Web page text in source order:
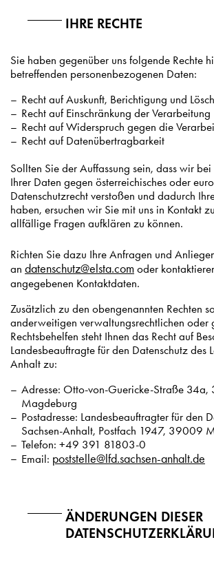
IHRE RECHTE
Sie haben gegenüber uns folgende Rechte
betreffenden personenbezogenen Daten:
Recht auf Auskunft, Berichtigung und
Recht auf Einschränkung der Verarbeitung
Recht auf Widerspruch gegen die
Recht auf Datenübertragbarkeit
Sollten Sie der Auffassung sein, dass wir
Ihrer Daten gegen österreichisches oder
Datenschutzrecht verstoßen und dadurch
haben, ersuchen wir Sie mit uns in Kontakt
allfällige Fragen aufklären zu können.
Richten Sie dazu Ihre Anfragen und
an datenschutz@elsta.com oder
angegebenen Kontaktdaten.
Zusätzlich zu den obengenannten Rechten
anderweitigen verwaltungsrechtlichen oder
Rechtsbehelfen steht Ihnen das Recht auf
Landesbeauftragte für den Datenschutz des
Anhalt zu:
Adresse: Otto-von-Guericke-Straße 34a,
Magdeburg
Postadresse: Landesbeauftragter für den
Sachsen-Anhalt, Postfach 1947, 39009
Telefon: +49 391 81803-0
Email: poststelle@lfd.sachsen-anhalt.de
ÄNDERUNGEN DIESER